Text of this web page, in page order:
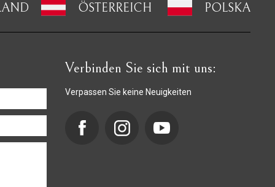
ÖSTERREICH POLSKA
Verbinden Sie sich mit uns:
Verpassen Sie keine Neuigkeiten